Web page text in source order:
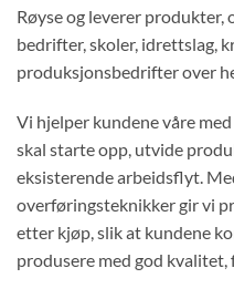
Røyse og leverer
bedrifter, skoler, idrettslag,
produksjonsbedrifter over
Vi hjelper kundene våre
skal starte opp, utvide
eksisterende arbeidsflyt.
overføringsteknikker gir vi
etter kjøp, slik at kundene
produsere med god